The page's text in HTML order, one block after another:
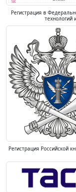
Регистрация в
технологий
Регистрация Российской